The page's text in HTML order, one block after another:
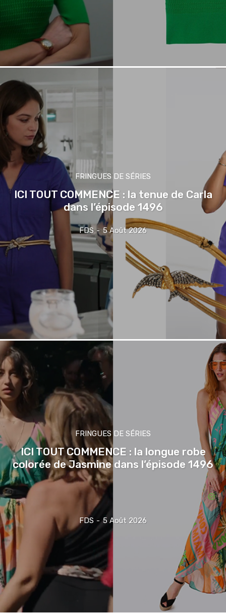
FRINGUES DE SÉRIES
ICI TOUT COMMENCE : la tenue de Carla
dans l’épisode 1496
FDS - 5 Août 2026
FRINGUES DE SÉRIES
ICI TOUT COMMENCE : la longue robe
colorée de Jasmine dans l’épisode 1496
FDS - 5 Août 2026